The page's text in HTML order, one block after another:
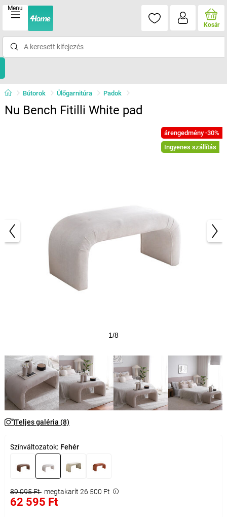
Menu
Kosár
Bútorok Ülőgarnitúra Padok
Nu Bench Fitilli White pad
árengedmény -30%
Ingyenes szállítás
1/8
Teljes galéria (8)
Színváltozatok: Fehér
89 095 Ft megtakarít 26 500 Ft
62 595 Ft